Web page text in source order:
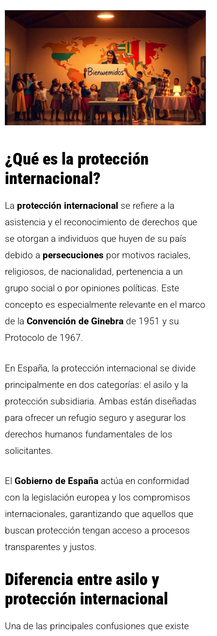
¿Qué es la protección
internacional?
La protección internacional se refiere a la
asistencia y el reconocimiento de derechos que
se otorgan a individuos que huyen de su país
debido a persecuciones por motivos raciales,
religiosos, de nacionalidad, pertenencia a un
grupo social o por opiniones políticas. Este
concepto es especialmente relevante en el marco
de la Convención de Ginebra de 1951 y su
Protocolo de 1967.
En España, la protección internacional se divide
principalmente en dos categorías: el asilo y la
protección subsidiaria. Ambas están diseñadas
para ofrecer un refugio seguro y asegurar los
derechos humanos fundamentales de los
solicitantes.
El Gobierno de España actúa en conformidad
con la legislación europea y los compromisos
internacionales, garantizando que aquellos que
buscan protección tengan acceso a procesos
transparentes y justos.
Diferencia entre asilo y
protección internacional
Una de las principales confusiones que existe